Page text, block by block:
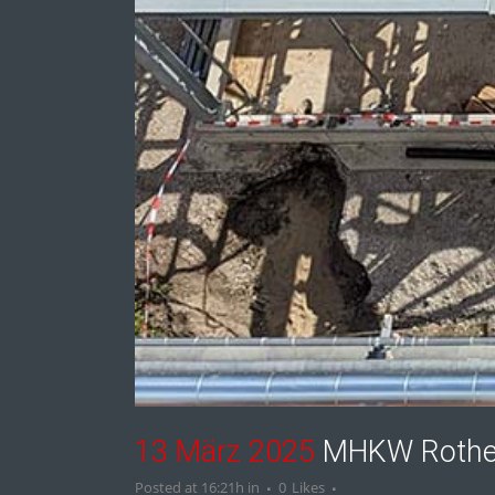
13 März 2025 MHKW
Posted at 16:21h in 0 Likes